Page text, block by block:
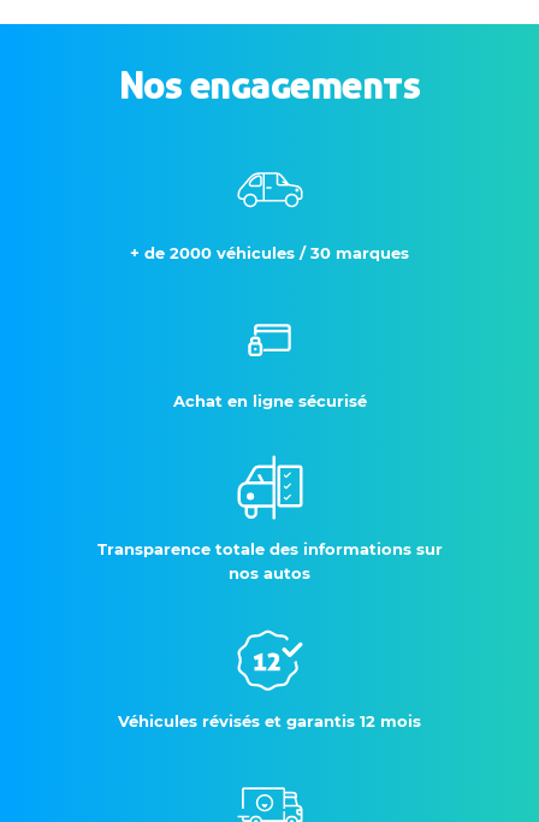
Nos engagements
+ de 2000 véhicules / 30 marques
Achat en ligne sécurisé
Transparence totale des informations sur
nos autos
Véhicules révisés et garantis 12 mois